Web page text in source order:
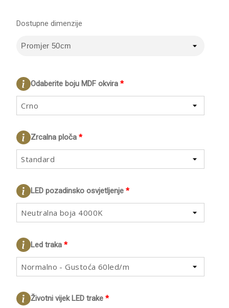
*
Odaberite boju MDF okvira
Crno
*
Zrcalna ploča
Standard
*
LED pozadinsko osvjetljenje
Neutralna boja 4000K
*
Led traka
Normalno - Gustoća 60led/m
*
Životni vijek LED trake
Dostupne dimenzije